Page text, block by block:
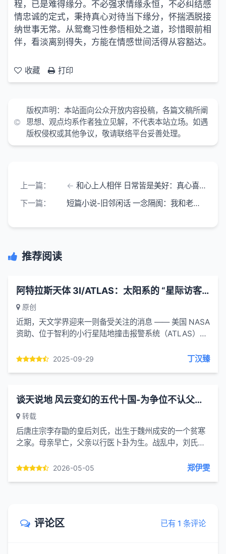
程，已是难得缘分。不必强求情缘永恒，不必纠结感
情忠诚的定式，秉持真心对待当下缘分，怀揣洒脱接
纳世事无常。从鸳鸯习性参悟相处之道，珍惜眼前相
伴，看淡离别得失，方能在情感世间活得从容豁达。
收藏 打印
版权声明：本站面向公众开放内容投稿，各篇文稿所阐
思想、观点均系作者独立见解，不代表本站立场。如遇
版权侵权或其他争议，敬请联络平台妥善处理。
上一篇：
和心上人相伴 日常皆是美好：真心喜欢的人在身边 平凡日子也绝不会觉得无聊
下一篇：
短篇小说-旧邻闲话 一念隔阂：我和老王都住在洛阳郊区
推荐阅读
阿特拉斯天体 3I/ATLAS：太阳系的 “星际访客” 是自然天体还是外星飞船？
原创
近期，天文学界迎来一则备受关注的消息 —— 美国 NASA
资助、位于智利的小行星陆地撞击报警系统（ATLAS）在
...
2025-09-29 丁汉臻
谈天说地 风云变幻的五代十国-为争位不认父的刘皇后
转载
后唐庄宗李存勖的皇后刘氏，出生于魏州成安的一个贫寒
之家。母亲早亡，父亲以行医卜卦为生。战乱中，刘氏与
女。刘氏聪明伶...
2026-05-05 郑伊雯
评论区 已有 1 条评论